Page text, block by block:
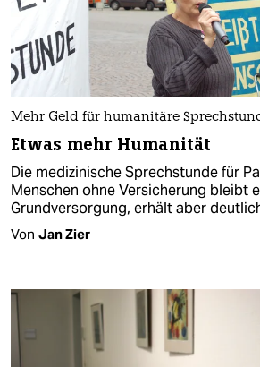
Mehr Geld für humanitäre
Etwas mehr Humanität
Die medizinische Sprechstunde für
Menschen ohne Versicherung bleibt
Grundversorgung, erhält aber
Von Jan Zier